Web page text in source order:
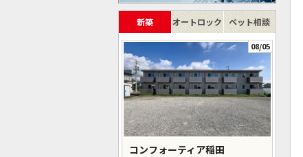
新築 オートロック ペット相談
08/05
コンフォーティア稲田